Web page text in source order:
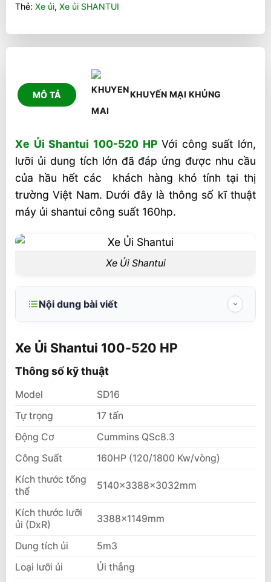
Thẻ: Xe ủi, Xe ủi SHANTUI
MÔ TẢ KHUYẾN MẠI KHỦNG
Xe Ủi Shantui 100-520 HPVới công suất lớn,
lưỡi ủi dung tích lớn đã đáp ứng được nhu cầu
của hầu hết các khách hàng khó tính tại thị
trường Việt Nam. Dưới đây là thông số kĩ thuật
máy ủi shantui công suất 160hp.
Xe Ủi Shantui
Nội dung bài viết
Thông số kỹ thuật
Xe Ủi Shantui 100-520 HP
Thông số kỹ thuật
Model
SD16
Tự trọng
17 tấn
Động Cơ
Cummins QSc8.3
Công Suất
160HP (120/1800 Kw/vòng)
Kích thước tổng
thể
5140x3388x3032mm
Kích thước lưỡi
ủi (DxR)
3388x1149mm
Dung tích ủi
5m3
Loại lưỡi ủi
Ủi thẳng